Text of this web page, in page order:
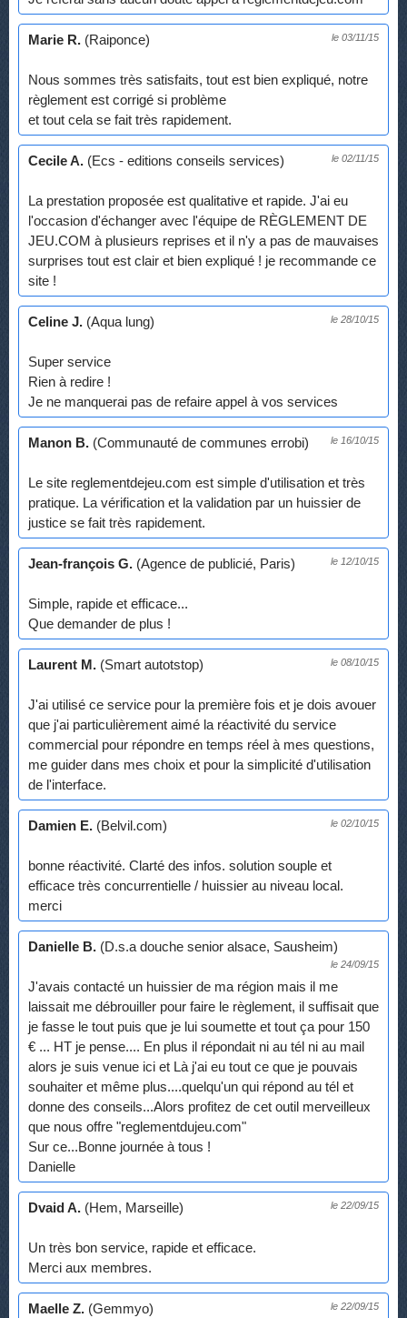
Marie R. (Raiponce) le 03/11/15
Nous sommes très satisfaits, tout est bien expliqué, notre
règlement est corrigé si problème
et tout cela se fait très rapidement.
Cecile A. (Ecs - editions conseils services) le 02/11/15
La prestation proposée est qualitative et rapide. J'ai eu
l'occasion d'échanger avec l'équipe de RÈGLEMENT DE
JEU.COM à plusieurs reprises et il n'y a pas de mauvaises
surprises tout est clair et bien expliqué ! je recommande ce
site !
Celine J. (Aqua lung) le 28/10/15
Super service
Rien à redire !
Je ne manquerai pas de refaire appel à vos services
Manon B. (Communauté de communes errobi) le 16/10/15
Le site reglementdejeu.com est simple d'utilisation et très
pratique. La vérification et la validation par un huissier de
justice se fait très rapidement.
Jean-françois G. (Agence de publicié, Paris) le 12/10/15
Simple, rapide et efficace...
Que demander de plus !
Laurent M. (Smart autotstop) le 08/10/15
J'ai utilisé ce service pour la première fois et je dois avouer
que j'ai particulièrement aimé la réactivité du service
commercial pour répondre en temps réel à mes questions,
me guider dans mes choix et pour la simplicité d'utilisation
de l'interface.
Damien E. (Belvil.com) le 02/10/15
bonne réactivité. Clarté des infos. solution souple et
efficace très concurrentielle / huissier au niveau local.
merci
Danielle B. (D.s.a douche senior alsace, Sausheim)
le 24/09/15
J'avais contacté un huissier de ma région mais il me
laissait me débrouiller pour faire le règlement, il suffisait que
je fasse le tout puis que je lui soumette et tout ça pour 150
€ ... HT je pense.... En plus il répondait ni au tél ni au mail
alors je suis venue ici et Là j'ai eu tout ce que je pouvais
souhaiter et même plus....quelqu'un qui répond au tél et
donne des conseils...Alors profitez de cet outil merveilleux
que nous offre "reglementdujeu.com"
Sur ce...Bonne journée à tous !
Danielle
Dvaid A. (Hem, Marseille) le 22/09/15
Un très bon service, rapide et efficace.
Merci aux membres.
Maelle Z. (Gemmyo) le 22/09/15